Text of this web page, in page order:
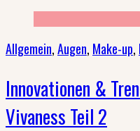
Allgemein,Augen, Make-up,
Innovationen &
Vivaness Teil 2